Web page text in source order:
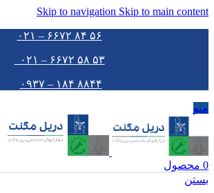
Skip to navigation Skip to main content
۵۶ ۸۴ ۶۶۷۲ – ۰۲۱
۵۳ ۵۸ ۶۶۷۲ – ۰۲۱
۸۸۴۴ ۱۸۴ – ۰۹۳۷
منو
0 محصول
بستن